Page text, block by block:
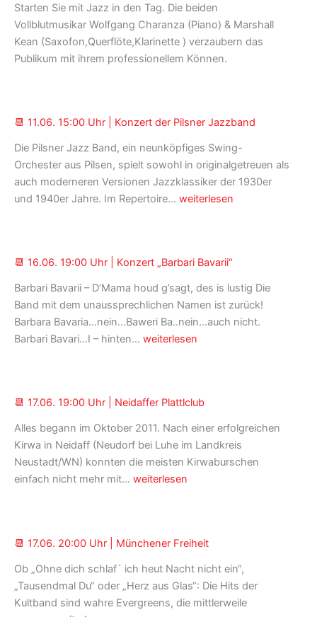
Starten Sie mit Jazz in den Tag. Die beiden
Vollblutmusikar Wolfgang Charanza (Piano) & Marshall
Kean (Saxofon,Querflöte,Klarinette ) verzaubern das
Publikum mit ihrem professionellem Können.
📆 11.06. 15:00 Uhr | Konzert der Pilsner Jazzband
Die Pilsner Jazz Band, ein neunköpfiges Swing-
Orchester aus Pilsen, spielt sowohl in originalgetreuen als
auch moderneren Versionen Jazzklassiker der 1930er
und 1940er Jahre. Im Repertoire… 📆 11.06.
Konzert
der
Pilsner
Jazzband
weiterlesen
📆 16.06. 19:00 Uhr | Konzert „Barbari Bavarii“
Barbari Bavarii – D’Mama houd g’sagt, des is lustig Die
Band mit dem unaussprechlichen Namen ist zurück!
Barbara Bavaria…nein…Baweri Ba..nein…auch nicht.
Barbari Bavari…I – hinten… 📆 16.06.
Konzert
„Barbari
Bavarii“
weiterlesen
📆 17.06. 19:00 Uhr | Neidaffer Plattlclub
Alles begann im Oktober 2011. Nach einer erfolgreichen
Kirwa in Neidaff (Neudorf bei Luhe im Landkreis
Neustadt/WN) konnten die meisten Kirwaburschen
einfach nicht mehr mit… 📆 17.06.
Neidaffer
Plattlclub
weiterlesen
📆 17.06. 20:00 Uhr | Münchener Freiheit
Ob „Ohne dich schlaf´ ich heut Nacht nicht ein“,
„Tausendmal Du“ oder „Herz aus Glas“: Die Hits der
Kultband sind wahre Evergreens, die mittlerweile